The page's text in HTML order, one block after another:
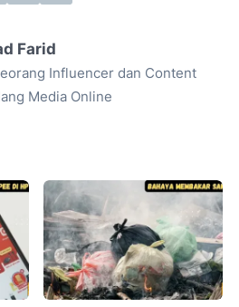
Farid
Influencer dan Content
Media Online